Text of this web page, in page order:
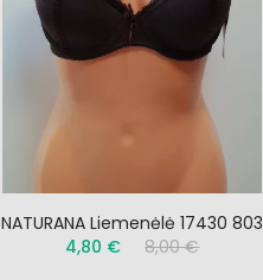
NATURANA Liemenėlė 17430 803
4,80 €
8,00 €